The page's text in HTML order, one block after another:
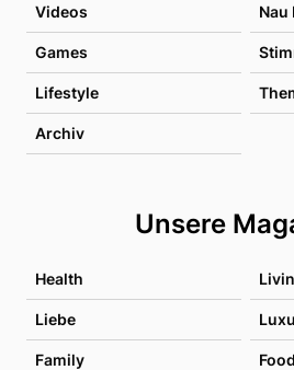
Videos Nau
Games
Lifestyle
Archiv
Unsere
Health
Liebe
Family Food